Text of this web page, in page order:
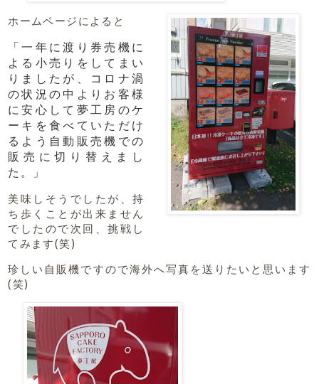
ホームページによると
「一年に渡り券売機に
よる小売りをしてまい
りましたが、コロナ渦
の状況の中よりお客様
に安心して夢工房のケ
ーキを食べていただけ
るよう自動販売機での
販売に切り替えまし
た。」
美味しそうでしたが、持
ち歩くことが出来ません
でしたので次回、挑戦し
てみます(笑)
珍しい自販機ですので海外へ写真を送りたいと思います
(笑)